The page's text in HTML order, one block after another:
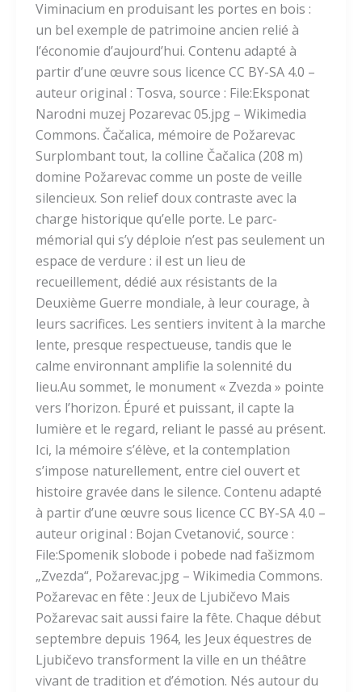
Viminacium en produisant les portes en bois :
un bel exemple de patrimoine ancien relié à
l’économie d’aujourd’hui. Contenu adapté à
partir d’une œuvre sous licence CC BY-SA 4.0 –
auteur original : Tosva, source : File:Eksponat
Narodni muzej Pozarevac 05.jpg – Wikimedia
Commons. Čačalica, mémoire de Požarevac
Surplombant tout, la colline Čačalica (208 m)
domine Požarevac comme un poste de veille
silencieux. Son relief doux contraste avec la
charge historique qu’elle porte. Le parc-
mémorial qui s’y déploie n’est pas seulement un
espace de verdure : il est un lieu de
recueillement, dédié aux résistants de la
Deuxième Guerre mondiale, à leur courage, à
leurs sacrifices. Les sentiers invitent à la marche
lente, presque respectueuse, tandis que le
calme environnant amplifie la solennité du
lieu.Au sommet, le monument « Zvezda » pointe
vers l’horizon. Épuré et puissant, il capte la
lumière et le regard, reliant le passé au présent.
Ici, la mémoire s’élève, et la contemplation
s’impose naturellement, entre ciel ouvert et
histoire gravée dans le silence. Contenu adapté
à partir d’une œuvre sous licence CC BY-SA 4.0 –
auteur original : Bojan Cvetanović, source :
File:Spomenik slobode i pobede nad fašizmom
„Zvezda“, Požarevac.jpg – Wikimedia Commons.
Požarevac en fête : Jeux de Ljubičevo Mais
Požarevac sait aussi faire la fête. Chaque début
septembre depuis 1964, les Jeux équestres de
Ljubičevo transforment la ville en un théâtre
vivant de tradition et d’émotion. Nés autour du